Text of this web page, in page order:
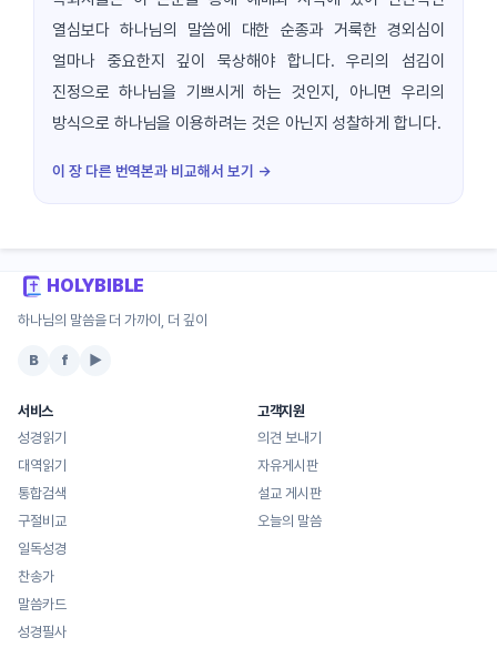
열심보다 하나님의 말씀에 대한 순종과 거룩한 경외심이
얼마나 중요한지 깊이 묵상해야 합니다. 우리의 섬김이
진정으로 하나님을 기쁘시게 하는 것인지, 아니면 우리의
방식으로 하나님을 이용하려는 것은 아닌지 성찰하게 합니다.
이 장 다른 번역본과 비교해서 보기 →
HOLYBIBLE
하나님의 말씀을 더 가까이, 더 깊이
B f ▶
서비스
성경읽기
대역읽기
통합검색
구절비교
일독성경
찬송가
말씀카드
성경필사
고객지원
의견 보내기
자유게시판
설교 게시판
오늘의 말씀